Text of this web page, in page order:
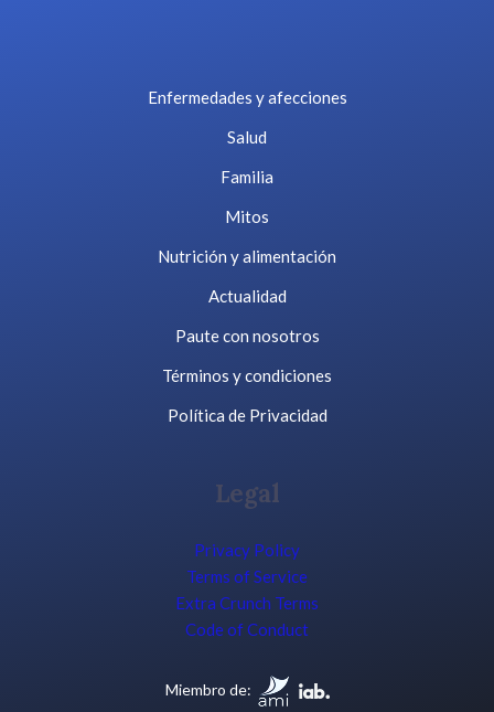
Enfermedades y afecciones
Salud
Familia
Mitos
Nutrición y alimentación
Actualidad
Paute con nosotros
Términos y condiciones
Política de Privacidad
Legal
Privacy Policy
Terms of Service
Extra Crunch Terms
Code of Conduct
Miembro de: